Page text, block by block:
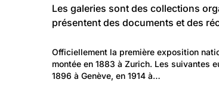
Les galeries sont des collections
présentent des documents et des
Temps libre et culture: Loisirs
L'Exposition nationale de 1939
Officiellement la première exposition
montée en 1883 à Zurich. Les suivantes
1896 à Genève, en 1914 à…